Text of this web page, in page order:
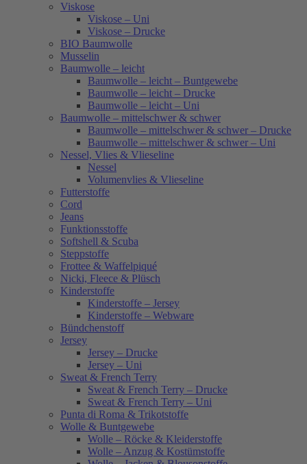
Viskose
Viskose – Uni
Viskose – Drucke
BIO Baumwolle
Musselin
Baumwolle – leicht
Baumwolle – leicht – Buntgewebe
Baumwolle – leicht – Drucke
Baumwolle – leicht – Uni
Baumwolle – mittelschwer & schwer
Baumwolle – mittelschwer & schwer – Drucke
Baumwolle – mittelschwer & schwer – Uni
Nessel, Vlies & Vlieseline
Nessel
Volumenvlies & Vlieseline
Futterstoffe
Cord
Jeans
Funktionsstoffe
Softshell & Scuba
Steppstoffe
Frottee & Waffelpiqué
Nicki, Fleece & Plüsch
Kinderstoffe
Kinderstoffe – Jersey
Kinderstoffe – Webware
Bündchenstoff
Jersey
Jersey – Drucke
Jersey – Uni
Sweat & French Terry
Sweat & French Terry – Drucke
Sweat & French Terry – Uni
Punta di Roma & Trikotstoffe
Wolle & Buntgewebe
Wolle – Röcke & Kleiderstoffe
Wolle – Anzug & Kostümstoffe